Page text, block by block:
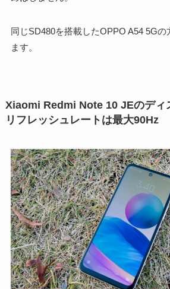
同じSD480を搭載したOPPO A54 5Gの
ます。
Xiaomi Redmi Note 10 JEのディ
リフレッシュレートは最大90Hz